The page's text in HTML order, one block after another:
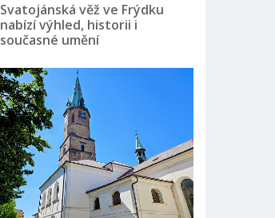
Svatojánská věž ve Frýdku
nabízí výhled, historii i
současné umění